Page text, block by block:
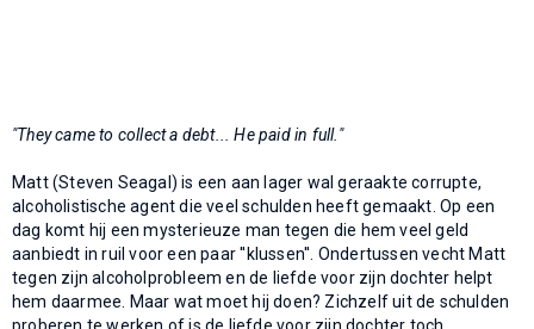
"They came to collect a debt... He paid in full."
Matt (Steven Seagal) is een aan lager wal geraakte corrupte,
alcoholistische agent die veel schulden heeft gemaakt. Op een
dag komt hij een mysterieuze man tegen die hem veel geld
aanbiedt in ruil voor een paar ''klussen''. Ondertussen vecht Matt
tegen zijn alcoholprobleem en de liefde voor zijn dochter helpt
hem daarmee. Maar wat moet hij doen? Zichzelf uit de schulden
proberen te werken of is de liefde voor zijn dochter toch